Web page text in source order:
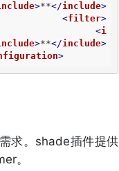
>**</include>
<filter>
<i
>**</include>
>
求。shade插件提供
。